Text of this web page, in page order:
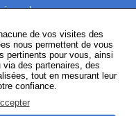
de vos visites des
nous permettent de vous
pertinents pour vous, ainsi
des partenaires, des
tout en mesurant leur
confiance.